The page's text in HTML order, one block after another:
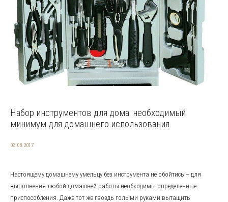
Набор инструментов для дома: необходимый
минимум для домашнего использования
03.08.2017
Настоящему домашнему умельцу без инструмента не обойтись – для
выполнения любой домашней работы необходимы определенные
приспособления. Даже тот же гвоздь голыми руками вытащить